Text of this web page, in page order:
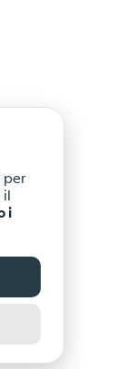
per
il
i